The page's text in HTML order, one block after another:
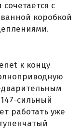
с
коробкой
к концу
сильный
работать уже